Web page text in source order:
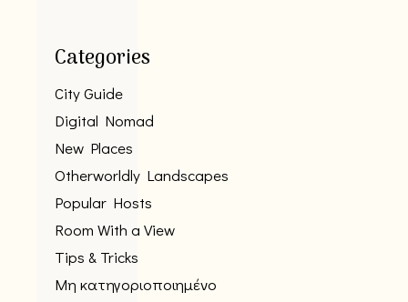
Categories
City Guide
Digital Nomad
New Places
Otherworldly Landscapes
Popular Hosts
Room With a View
Tips & Tricks
Μη κατηγοριοποιημένο